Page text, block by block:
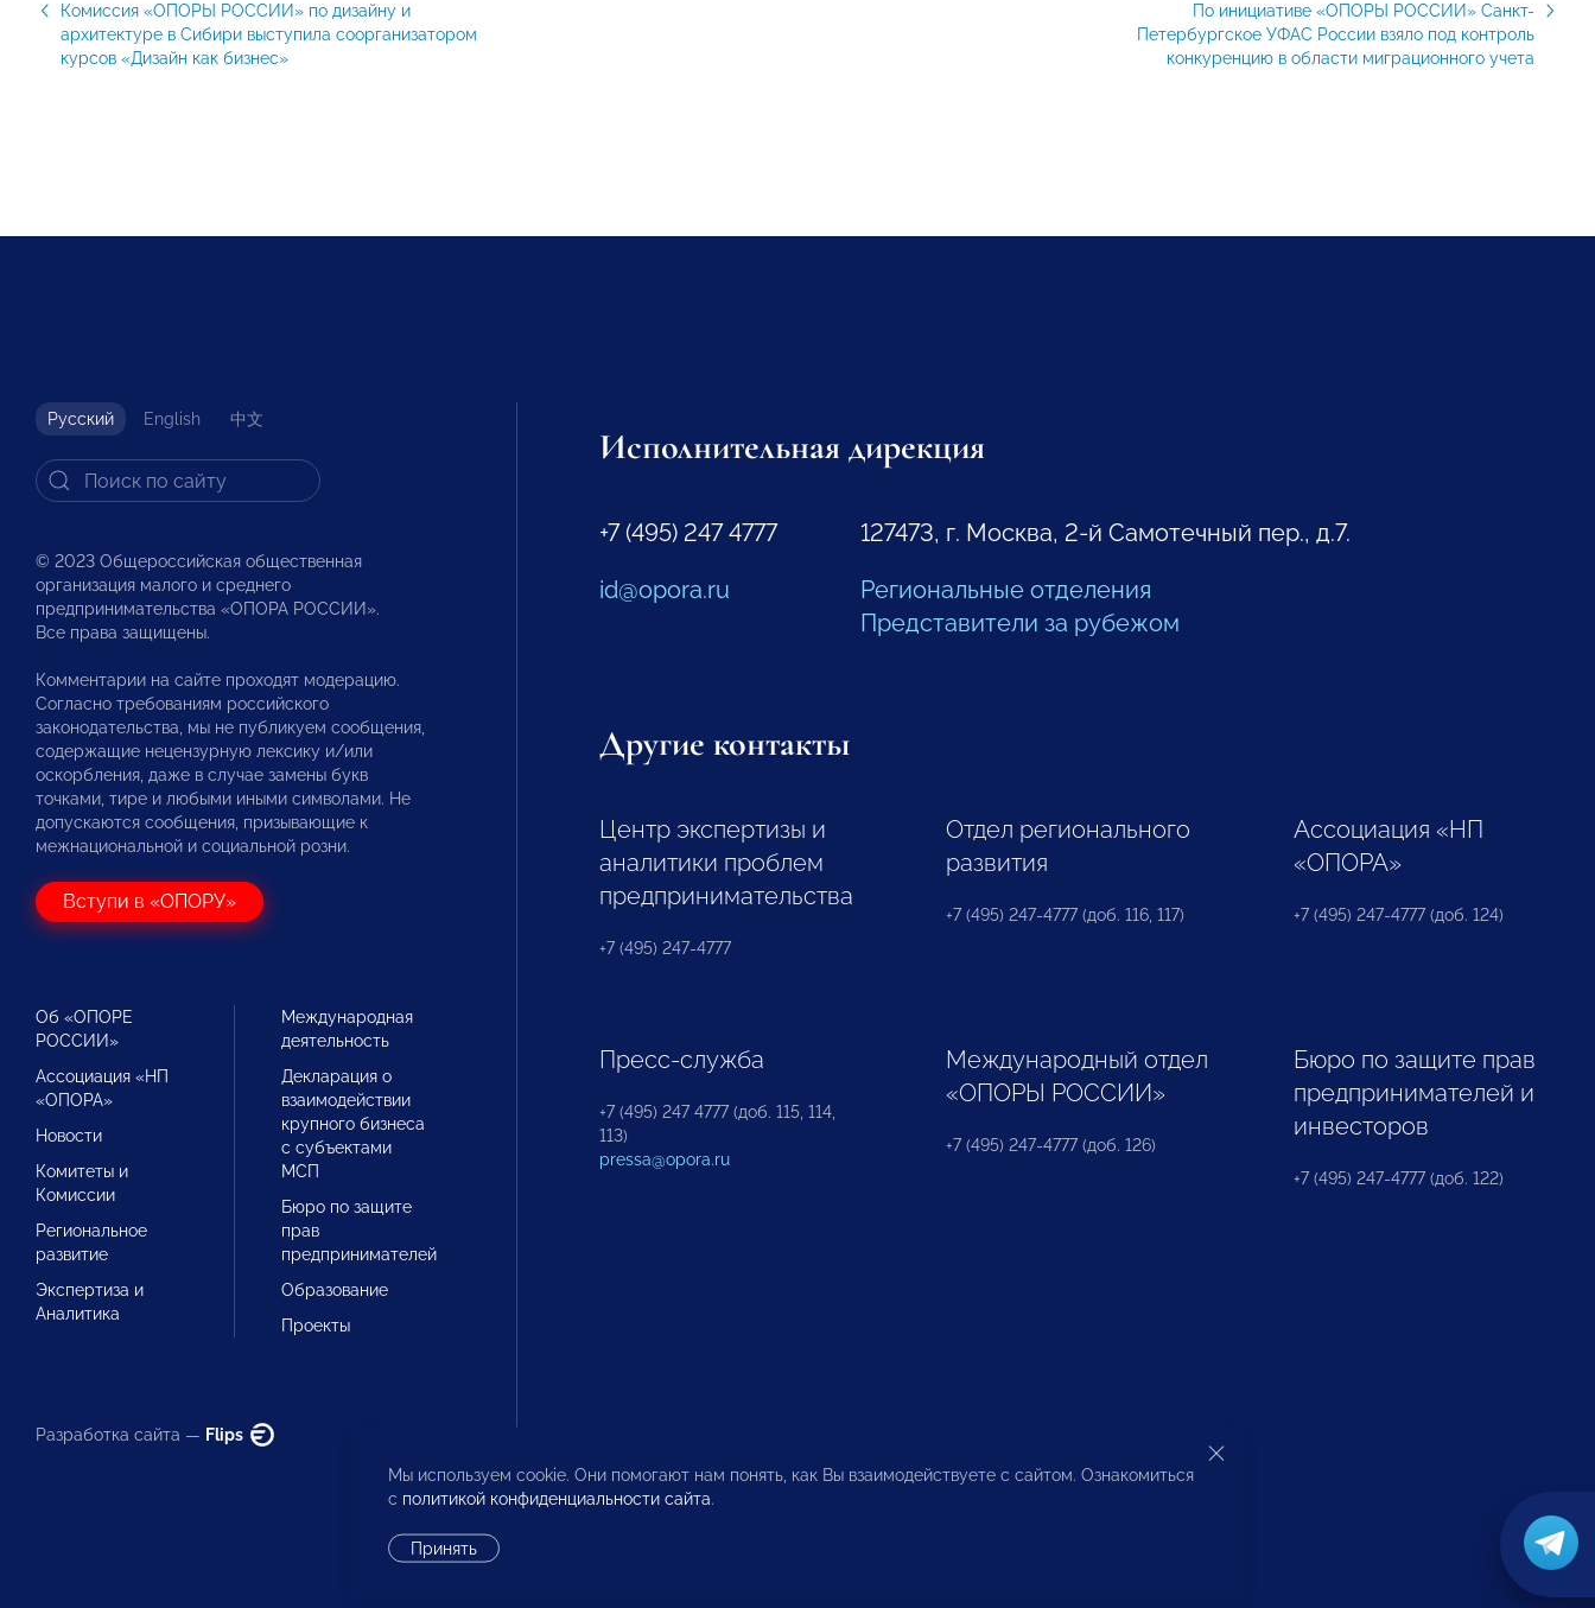
Комиссия «ОПОРЫ РОССИИ» по дизайну и
архитектуре в Сибири выступила соорганизатором
курсов «Дизайн как бизнес»
По инициативе «ОПОРЫ РОССИИ» Санкт-
Петербургское УФАС России взяло под контроль
конкуренцию в области миграционного учета
Русский English 中文
© 2023 Общероссийская общественная
организация малого и среднего
предпринимательства «ОПОРА РОССИИ».
Все права защищены.
Комментарии на сайте проходят модерацию.
Согласно требованиям российского
законодательства, мы не публикуем сообщения,
содержащие нецензурную лексику и/или
оскорбления, даже в случае замены букв
точками, тире и любыми иными символами. Не
допускаются сообщения, призывающие к
межнациональной и социальной розни.
Вступи в «ОПОРУ»
Об «ОПОРЕ
РОССИИ»
Ассоциация «НП
«ОПОРА»
Новости
Комитеты и
Комиссии
Региональное
развитие
Экспертиза и
Аналитика
Международная
деятельность
Декларация о
взаимодействии
крупного бизнеса
с субъектами
МСП
Бюро по защите
прав
предпринимателей
Образование
Проекты
Разработка сайта — Flips
Исполнительная дирекция
+7 (495) 247 4777
id@opora.ru
127473, г. Москва, 2-й Самотечный пер., д.7.
Региональные отделения
Представители за рубежом
Другие контакты
Центр экспертизы и
аналитики проблем
предпринимательства
+7 (495) 247-4777
Отдел регионального
развития
+7 (495) 247-4777 (доб. 116, 117)
Ассоциация «НП
«ОПОРА»
+7 (495) 247-4777 (доб. 124)
Пресс-служба
+7 (495) 247 4777 (доб. 115, 114,
113)
pressa@opora.ru
Международный отдел
«ОПОРЫ РОССИИ»
+7 (495) 247-4777 (доб. 126)
Бюро по защите прав
предпринимателей и
инвесторов
+7 (495) 247-4777 (доб. 122)
Мы используем cookie. Они помогают нам понять, как Вы взаимодействуете с сайтом. Ознакомиться
с политикой конфиденциальности сайта.
Принять